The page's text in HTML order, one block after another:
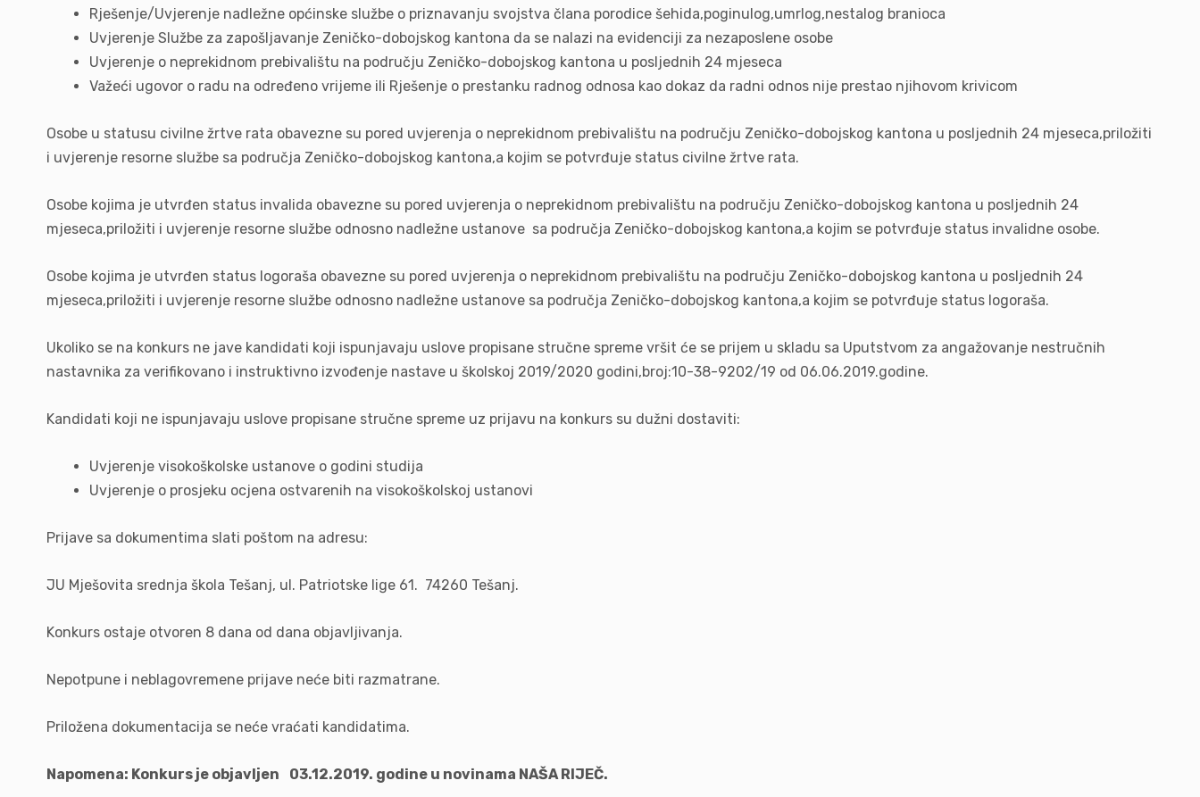
Rješenje/Uvjerenje nadležne općinske službe o priznavanju svojstva člana porodice šehida,poginulog,umrlog,nestalog branioca
Uvjerenje Službe za zapošljavanje Zeničko-dobojskog kantona da se nalazi na evidenciji za nezaposlene osobe
Uvjerenje o neprekidnom prebivalištu na području Zeničko-dobojskog kantona u posljednih 24 mjeseca
Važeći ugovor o radu na određeno vrijeme ili Rješenje o prestanku radnog odnosa kao dokaz da radni odnos nije prestao njihovom krivicom
Osobe u statusu civilne žrtve rata obavezne su pored uvjerenja o neprekidnom prebivalištu na području Zeničko-dobojskog kantona u posljednih 24 mjeseca,priložiti
i uvjerenje resorne službe sa područja Zeničko-dobojskog kantona,a kojim se potvrđuje status civilne žrtve rata.
Osobe kojima je utvrđen status invalida obavezne su pored uvjerenja o neprekidnom prebivalištu na području Zeničko-dobojskog kantona u posljednih 24
mjeseca,priložiti i uvjerenje resorne službe odnosno nadležne ustanove sa područja Zeničko-dobojskog kantona,a kojim se potvrđuje status invalidne osobe.
Osobe kojima je utvrđen status logoraša obavezne su pored uvjerenja o neprekidnom prebivalištu na području Zeničko-dobojskog kantona u posljednih 24
mjeseca,priložiti i uvjerenje resorne službe odnosno nadležne ustanove sa područja Zeničko-dobojskog kantona,a kojim se potvrđuje status logoraša.
Ukoliko se na konkurs ne jave kandidati koji ispunjavaju uslove propisane stručne spreme vršit će se prijem u skladu sa Uputstvom za angažovanje nestručnih
nastavnika za verifikovano i instruktivno izvođenje nastave u školskoj 2019/2020 godini,broj:10-38-9202/19 od 06.06.2019.godine.
Kandidati koji ne ispunjavaju uslove propisane stručne spreme uz prijavu na konkurs su dužni dostaviti:
Uvjerenje visokoškolske ustanove o godini studija
Uvjerenje o prosjeku ocjena ostvarenih na visokoškolskoj ustanovi
Prijave sa dokumentima slati poštom na adresu:
JU Mješovita srednja škola Tešanj, ul. Patriotske lige 61. 74260 Tešanj.
Konkurs ostaje otvoren 8 dana od dana objavljivanja.
Nepotpune i neblagovremene prijave neće biti razmatrane.
Priložena dokumentacija se neće vraćati kandidatima.
Napomena: Konkurs je objavljen 03.12.2019. godine u novinama NAŠA RIJEČ.